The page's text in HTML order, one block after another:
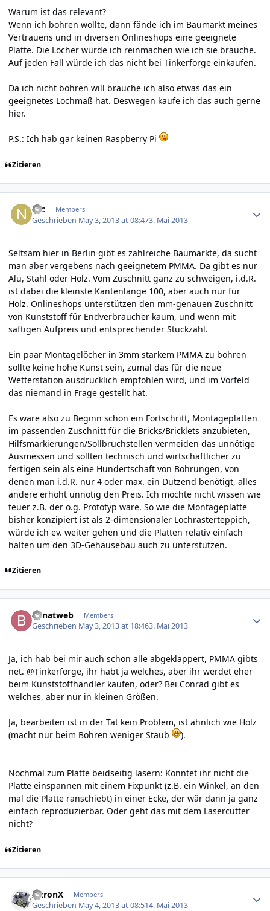
Warum ist das relevant?
Wenn ich bohren wollte, dann fände ich im Baumarkt meines
Vertrauens und in diversen Onlineshops eine geeignete
Platte. Die Löcher würde ich reinmachen wie ich sie brauche.
Auf jeden Fall würde ich das nicht bei Tinkerforge einkaufen.
Da ich nicht bohren will brauche ich also etwas das ein
geeignetes Lochmaß hat. Deswegen kaufe ich das auch gerne
hier.
P.S.: Ich hab gar keinen Raspberry Pi
Zitieren
Nic Members
Geschrieben May 3, 2013 at 08:473. Mai 2013
Seltsam hier in Berlin gibt es zahlreiche Baumärkte, da sucht
man aber vergebens nach geeignetem PMMA. Da gibt es nur
Alu, Stahl oder Holz. Vom Zuschnitt ganz zu schweigen, i.d.R.
ist dabei die kleinste Kantenlänge 100, aber auch nur für
Holz. Onlineshops unterstützen den mm-genauen Zuschnitt
von Kunststoff für Endverbraucher kaum, und wenn mit
saftigen Aufpreis und entsprechender Stückzahl.
Ein paar Montagelöcher in 3mm starkem PMMA zu bohren
sollte keine hohe Kunst sein, zumal das für die neue
Wetterstation ausdrücklich empfohlen wird, und im Vorfeld
das niemand in Frage gestellt hat.
Es wäre also zu Beginn schon ein Fortschritt, Montageplatten
im passenden Zuschnitt für die Bricks/Bricklets anzubieten,
Hilfsmarkierungen/Sollbruchstellen vermeiden das unnötige
Ausmessen und sollten technisch und wirtschaftlicher zu
fertigen sein als eine Hundertschaft von Bohrungen, von
denen man i.d.R. nur 4 oder max. ein Dutzend benötigt, alles
andere erhöht unnötig den Preis. Ich möchte nicht wissen wie
teuer z.B. der o.g. Prototyp wäre. So wie die Montageplatte
bisher konzipiert ist als 2-dimensionaler Lochrasterteppich,
würde ich ev. weiter gehen und die Platten relativ einfach
halten um den 3D-Gehäusebau auch zu unterstützen.
Zitieren
benatweb Members
Geschrieben May 3, 2013 at 18:463. Mai 2013
Ja, ich hab bei mir auch schon alle abgeklappert, PMMA gibts
net. @Tinkerforge, ihr habt ja welches, aber ihr werdet eher
beim Kunststoffhändler kaufen, oder? Bei Conrad gibt es
welches, aber nur in kleinen Größen.
Ja, bearbeiten ist in der Tat kein Problem, ist ähnlich wie Holz
(macht nur beim Bohren weniger Staub
).
Nochmal zum Platte beidseitig lasern: Könntet ihr nicht die
Platte einspannen mit einem Fixpunkt (z.B. ein Winkel, an den
mal die Platte ranschiebt) in einer Ecke, der wär dann ja ganz
einfach reproduzierbar. Oder geht das mit dem Lasercutter
nicht?
Zitieren
AuronX Members
Geschrieben May 4, 2013 at 08:514. Mai 2013